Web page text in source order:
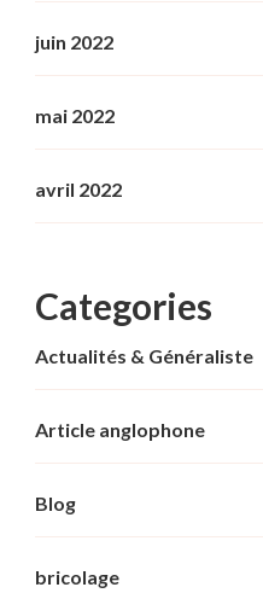
juin 2022
mai 2022
avril 2022
Categories
Actualités & Généraliste
Article anglophone
Blog
bricolage